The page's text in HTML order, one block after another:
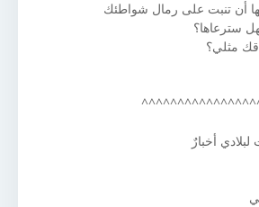
أن تنبت على رمال شواطئك
سترعاها؟
مثلي؟
أخبارٌ